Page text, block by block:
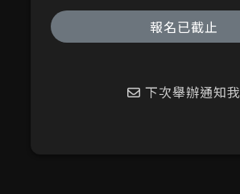
報名已截止
下次舉辦通知我